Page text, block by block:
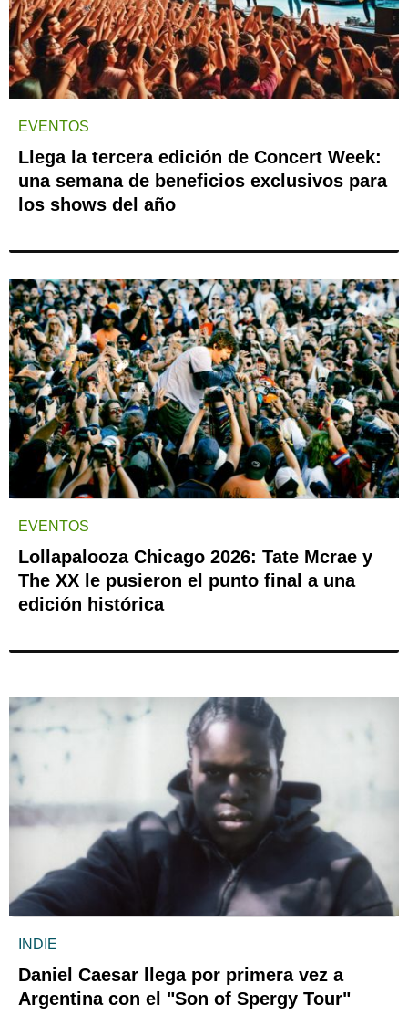
EVENTOS
Llega la tercera edición de Concert Week:
una semana de beneficios exclusivos para
los shows del año
EVENTOS
Lollapalooza Chicago 2026: Tate Mcrae y
The XX le pusieron el punto final a una
edición histórica
INDIE
Daniel Caesar llega por primera vez a
Argentina con el "Son of Spergy Tour"